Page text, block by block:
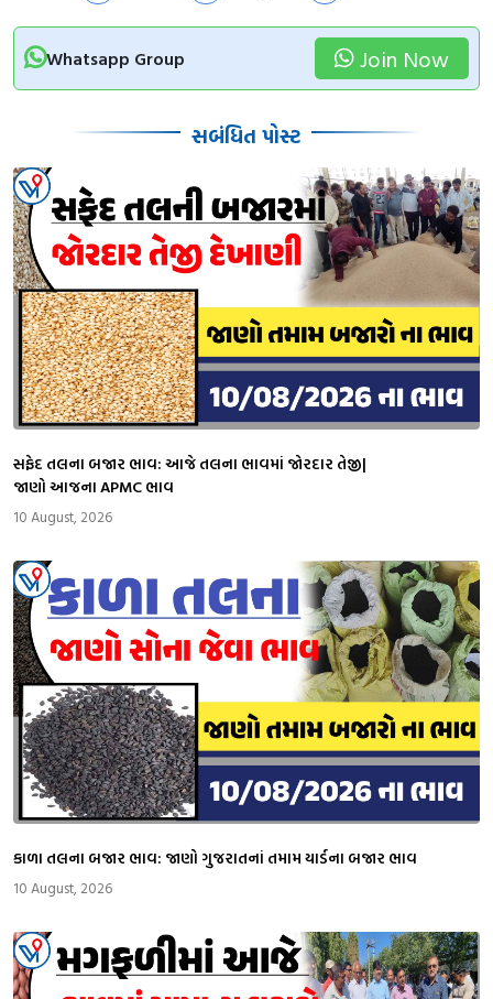
Whatsapp Group Join Now
સબંધિત પોસ્ટ
સફેદ તલના બજાર ભાવ: આજે તલના ભાવમાં જોરદાર તેજી|
જાણો આજના APMC ભાવ
10 August, 2026
કાળા તલના બજાર ભાવ: જાણો ગુજરાતનાં તમામ યાર્ડના બજાર ભાવ
10 August, 2026